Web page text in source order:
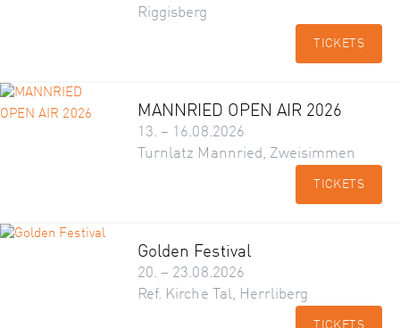
Riggisberg
TICKETS
MANNRIED OPEN AIR 2026
13. – 16.08.2026
Turnlatz Mannried, Zweisimmen
TICKETS
Golden Festival
20. – 23.08.2026
Ref. Kirche Tal, Herrliberg
TICKETS